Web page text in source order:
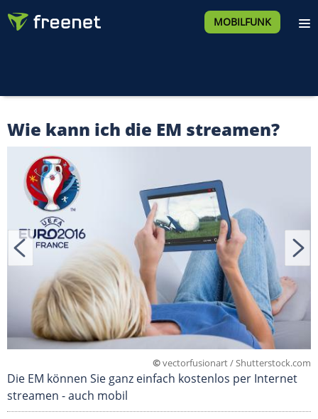
MOBILFUNK
Wie kann ich die EM streamen?
©vectorfusionart / Shutterstock.com
Die EM können Sie ganz einfach kostenlos per Internet
streamen - auch mobil